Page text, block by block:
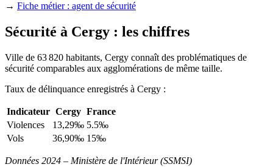
→ Fiche métier : agent de sécurité
Sécurité à Cergy : les chiffres
Ville de 63 820 habitants, Cergy connaît des problématiques de
sécurité comparables aux agglomérations de même taille.
Taux de délinquance enregistrés à Cergy :
Indicateur Cergy France
Violences
13,29‰ 5.5‰
Vols
36,90‰ 15‰
Données 2024 – Ministère de l'Intérieur (SSMSI)